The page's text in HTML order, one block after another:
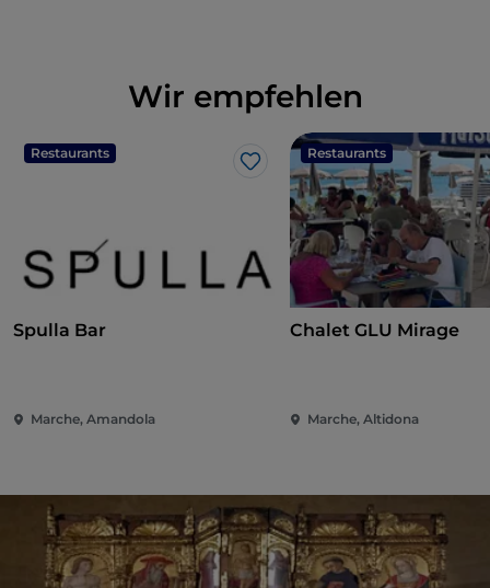
Wir empfehlen
Restaurants
Like
Spulla Bar
Marche, Amandola
Restaurants
Chalet GLU Mirage
Marche, Altidona